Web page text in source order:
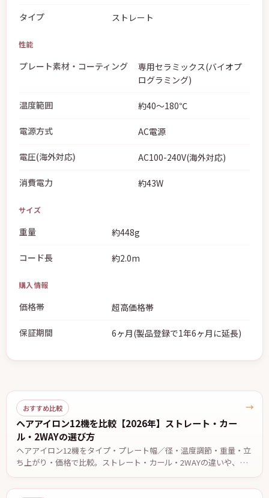
タイプ ストレート
性能
プレート素材・コーティング
専用セラミックス(バイオプ
ログラミング)
温度範囲 約40〜180℃
電源方式 AC電源
電圧(海外対応) AC100-240V(海外対応)
消費電力 約43W
サイズ
重量 約448g
コード長 約2.0m
購入情報
価格帯 超高価格帯
保証期間 6ヶ月(製品登録で1年6ヶ月に延長)
おすすめ比較
ヘアアイロン12機を比較【2026年】ストレート・カー
ル・2WAYの選び方
ヘアアイロン12機をタイプ・プレート幅／径・温度調節・重量・立
ち上がり・価格で比較。ストレート・カール・2WAYの違いや、前
髪・ショート・ロング・くせ毛など目的別の選び方、安全に使うた
めの注意点を解説します。価格・仕様は2026年7月13日時点。
→